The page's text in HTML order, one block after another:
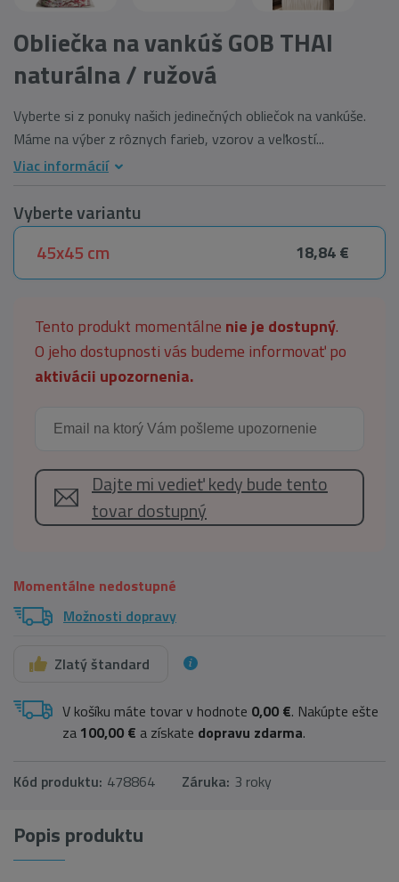
Obliečka na vankúš GOB THAI
naturálna / ružová
Vyberte si z ponuky našich jedinečných obliečok na vankúše.
Máme na výber z rôznych farieb, vzorov a veľkostí...
Viac informácií
Vyberte variantu
45x45 cm
18,84 €
Tento produkt momentálne nie je dostupný.
O jeho dostupnosti vás budeme informovať po
aktivácii upozornenia.
Dajte mi vedieť kedy bude tento
tovar dostupný
Momentálne nedostupné
Možnosti dopravy
Zlatý štandard
V košíku máte tovar v hodnote 0,00 €. Nakúpte ešte
za 100,00 € a získate dopravu zdarma.
Kód produktu: 478864 Záruka: 3 roky
Popis produktu